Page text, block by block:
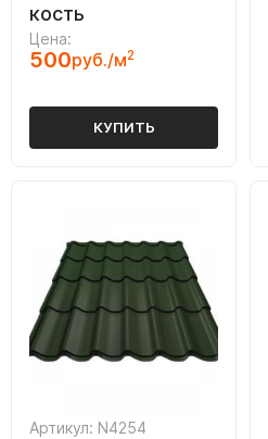
кость
Цена:
500руб./м2
КУПИТЬ
Артикул: N4254